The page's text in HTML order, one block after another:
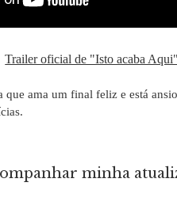
Trailer oficial de "Isto acaba Aqui"
ama um final feliz e está
minha